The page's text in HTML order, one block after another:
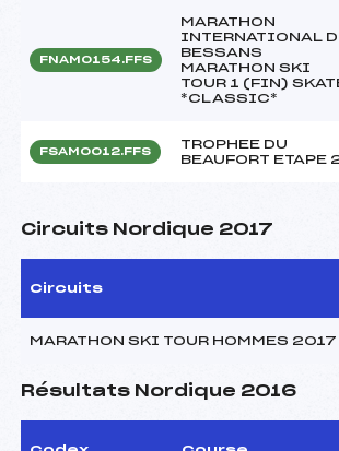
FNAM0154.FFS
MARATHON
INTERNATIONAL
BESSANS
MARATHON SKI
TOUR 1 (FIN)
*CLASSIC*
FSAM0012.FFS
TROPHEE DU
BEAUFORT ETAPE
Circuits Nordique 2017
Circuits
MARATHON SKI TOUR HOMMES 2017
Résultats Nordique 2016